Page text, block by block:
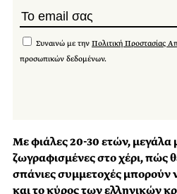
Συναινώ με την Πολιτική Προστασίας
προσωπικών δεδομένων.
Με φιάλες 20-30 ετών, μεγάλα
ζωγραφισμένες στο χέρι, πώς
σπάνιες συμμετοχές μπορούν
και το κύρος των ελληνικών